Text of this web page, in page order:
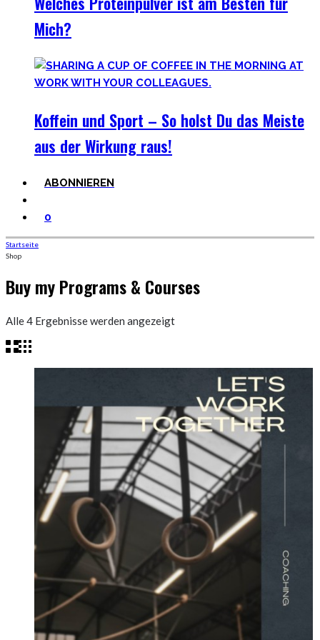
Mich?
Koffein und Sport – So holst Du das Meiste
aus der Wirkung raus!
ABONNIEREN
0
Startseite
Shop
Buy my Programs & Courses
Alle 4 Ergebnisse werden angezeigtNach
absteigend